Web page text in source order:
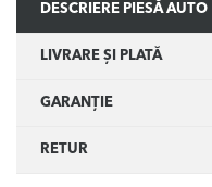
DESCRIERE PIESĂ AUTO
LIVRARE ȘI PLATĂ
GARANȚIE
RETUR